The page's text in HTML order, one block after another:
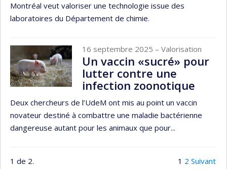
Montréal veut valoriser une technologie issue des
laboratoires du Département de chimie.
16 septembre 2025 – Valorisation
Un vaccin «sucré» pour
lutter contre une
infection zoonotique
Deux chercheurs de l’UdeM ont mis au point un vaccin
novateur destiné à combattre une maladie bactérienne
dangereuse autant pour les animaux que pour...
1 de 2. 1 2 Suivant